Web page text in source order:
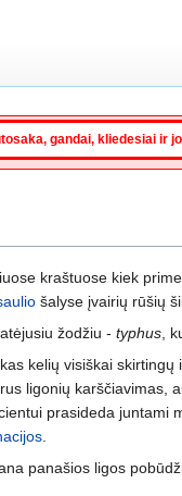
gandai, kliedesiai ir
kraštuose kiek
šalyse įvairių rūšių
atėjusiu žodžiu - typhus ,
kelių visiškai
ligonių karščiavimas,
prasideda
panašios ligos